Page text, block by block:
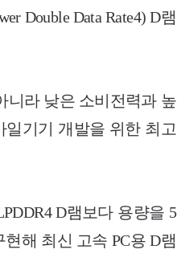
Double Data Rate4) D램
니라 낮은 소비전력과 높
기기 개발을 위한 최고
D램보다 용량을 5
해 최신 고속 PC용 D램